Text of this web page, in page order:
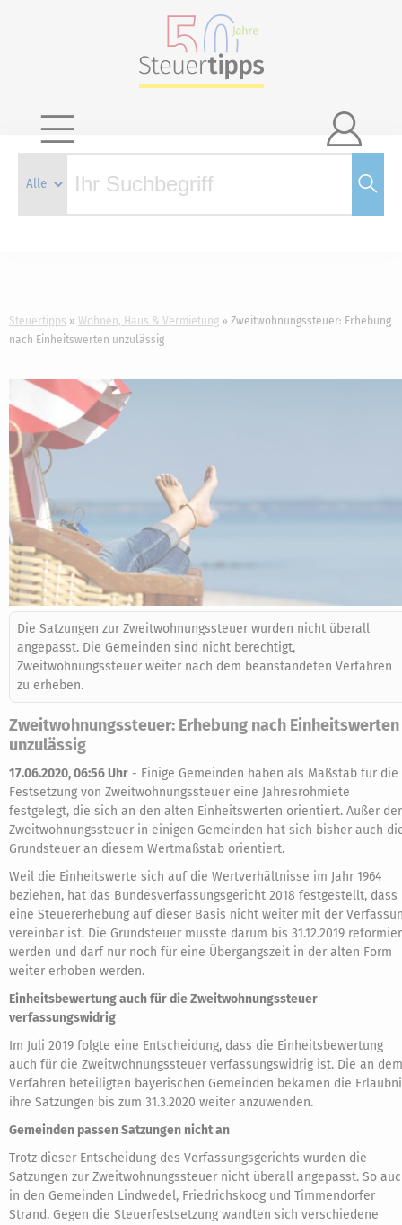

Steuertipps Wohnen, Haus & Vermietung
Zweitwohnungssteuer: Erhebung
nach Einheitswerten unzulässig
Die Satzungen zur Zweitwohnungssteuer wurden nicht überall
angepasst. Die Gemeinden sind nicht berechtigt,
Zweitwohnungssteuer weiter nach dem beanstandeten Verfahren
zu erheben.
Zweitwohnungssteuer: Erhebung nach Einheitswerten
unzulässig
17.06.2020, 06:56 Uhr - Einige Gemeinden haben als Maßstab für die
Festsetzung von Zweitwohnungssteuer eine Jahresrohmiete
festgelegt, die sich an den alten Einheitswerten orientiert. Außer der
Zweitwohnungssteuer in einigen Gemeinden hat sich bisher auch
Grundsteuer an diesem Wertmaßstab orientiert.
Weil die Einheitswerte sich auf die Wertverhältnisse im Jahr 1964
beziehen, hat das Bundesverfassungsgericht 2018 festgestellt, dass
eine Steuererhebung auf dieser Basis nicht weiter mit der
vereinbar ist. Die Grundsteuer musste darum bis 31.12.2019
werden und darf nur noch für eine Übergangszeit in der alten Form
weiter erhoben werden.
Einheitsbewertung auch für die Zweitwohnungssteuer
verfassungswidrig
Im Juli 2019 folgte eine Entscheidung, dass die Einheitsbewertung
auch für die Zweitwohnungssteuer verfassungswidrig ist. Die an dem
Verfahren beteiligten bayerischen Gemeinden bekamen die
ihre Satzungen bis zum 31.3.2020 weiter anzuwenden.
Gemeinden passen Satzungen nicht an
Trotz dieser Entscheidung des Verfassungsgerichts wurden die
Satzungen zur Zweitwohnungssteuer nicht überall angepasst. So
in den Gemeinden Lindwedel, Friedrichskoog und Timmendorfer
Strand. Gegen die Steuerfestsetzung wandten sich verschiedene